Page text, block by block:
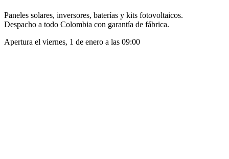
Paneles solares, inversores, baterías y kits fotovoltaicos.
Despacho a todo Colombia con garantía de fábrica.
Apertura el viernes, 1 de enero a las 09:00